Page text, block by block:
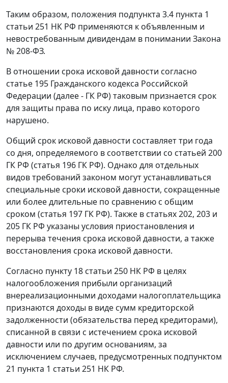
Таким образом, положения подпункта 3.4 пункта 1
статьи 251 НК РФ применяются к объявленным и
невостребованным дивидендам в понимании Закона
№ 208-ФЗ.
В отношении срока исковой давности согласно
статье 195 Гражданского кодекса Российской
Федерации (далее - ГК РФ) таковым признается срок
для защиты права по иску лица, право которого
нарушено.
Общий срок исковой давности составляет три года
со дня, определяемого в соответствии со статьей 200
ГК РФ (статья 196 ГК РФ). Однако для отдельных
видов требований законом могут устанавливаться
специальные сроки исковой давности, сокращенные
или более длительные по сравнению с общим
сроком (статья 197 ГК РФ). Также в статьях 202, 203 и
205 ГК РФ указаны условия приостановления и
перерыва течения срока исковой давности, а также
восстановления срока исковой давности.
Согласно пункту 18 статьи 250 НК РФ в целях
налогообложения прибыли организаций
внереализационными доходами налогоплательщика
признаются доходы в виде сумм кредиторской
задолженности (обязательства перед кредиторами),
списанной в связи с истечением срока исковой
давности или по другим основаниям, за
исключением случаев, предусмотренных подпунктом
21 пункта 1 статьи 251 НК РФ.